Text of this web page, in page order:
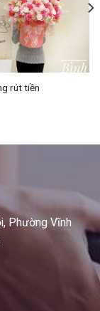
rút tiền
Phường Vĩnh